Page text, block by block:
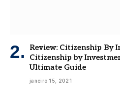
Review: Citizenship By
Citizenship by
Ultimate Guide
janeiro 15, 2021